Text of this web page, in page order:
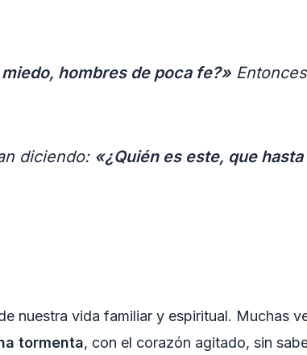
hombres de poca fe?»
diciendo: «¿Quién es este, que
nuestra vida familiar y espiritual. Muchas
tormenta, con el corazón agitado, sin